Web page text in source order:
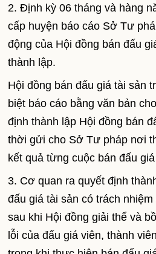
2. Định kỳ 06 tháng và hàng
cấp huyện báo cáo Sở Tư
động của Hội đồng bán đấu
thành lập.
Hội đồng bán đấu giá tài sản
biệt báo cáo bằng văn bản
định thành lập Hội đồng bán
thời gửi cho Sở Tư pháp nơi
kết quả từng cuộc bán đấu
3. Cơ quan ra quyết định
đấu giá tài sản có trách
sau khi Hội đồng giải thể và
lỗi của đấu giá viên, thành